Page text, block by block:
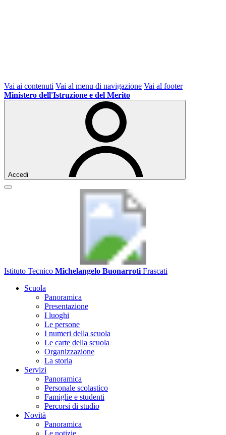
Vai ai contenuti Vai al menu di navigazione Vai al footer
Ministero dell'Istruzione e del Merito
Accedi
Istituto Tecnico Michelangelo Buonarroti Frascati
Scuola
Panoramica
Presentazione
I luoghi
Le persone
I numeri della scuola
Le carte della scuola
Organizzazione
La storia
Servizi
Panoramica
Personale scolastico
Famiglie e studenti
Percorsi di studio
Novità
Panoramica
Le notizie